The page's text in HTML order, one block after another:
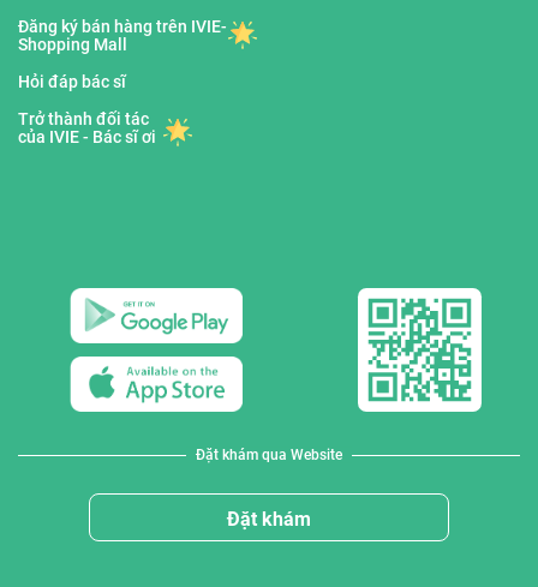
Đăng ký bán hàng trên IVIE-
Shopping Mall
Hỏi đáp bác sĩ
Trở thành đối tác
của IVIE - Bác sĩ ơi
Đặt khám qua Website
Đặt khám